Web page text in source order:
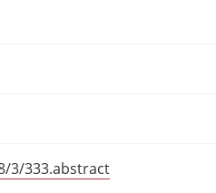
3/333.abstract